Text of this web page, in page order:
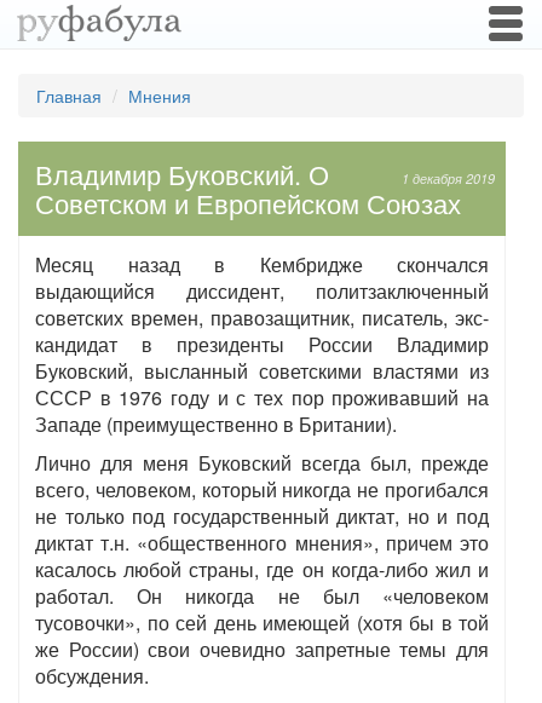
Главная Мнения
1 декабря 2019
Владимир Буковский. О
Советском и Европейском Союзах
Месяц назад в Кембридже скончался
выдающийся диссидент, политзаключенный
советских времен, правозащитник, писатель, экс-
кандидат в президенты России Владимир
Буковский, высланный советскими властями из
СССР в 1976 году и с тех пор проживавший на
Западе (преимущественно в Британии).
Лично для меня Буковский всегда был, прежде
всего, человеком, который никогда не прогибался
не только под государственный диктат, но и под
диктат т.н. «общественного мнения», причем это
касалось любой страны, где он когда-либо жил и
работал. Он никогда не был «человеком
тусовочки», по сей день имеющей (хотя бы в той
же России) свои очевидно запретные темы для
обсуждения.